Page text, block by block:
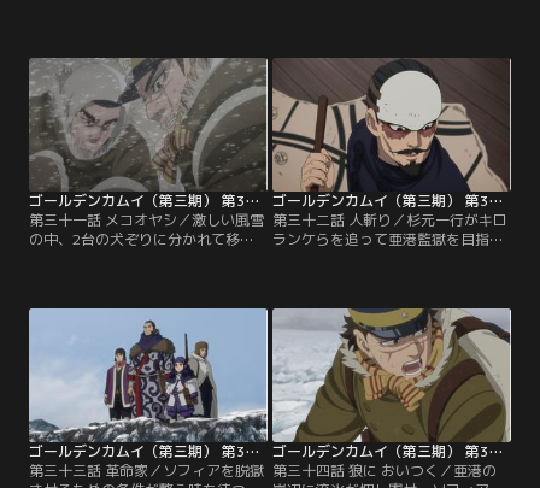
そこで一行は遊牧民族であるウイル
タに接触し、彼らになりすまして密
入国することを計画。だが、キロラ
ンケがロシア皇帝を暗殺した実行犯
だと知る鶴見中尉が、すでに彼の動
向をロシアに流していた。【提供：
バンダイチャンネル】
と考え、先に引き金を引くヴァシリ
だが、それは尾形の罠だった。相手
の居場所を確認し、ヴァシリを一撃
で仕留めた尾形。しかし気配を消す
ための無理がたたり、尾形は高熱を
出して倒れてしまう。【提供：バン
ダイチャンネル】
ゴールデンカムイ（第三期） 第31話
第三十一話 メコオヤシ／激しい風雪
の中、2台の犬ぞりに分かれて移動
の場で待つのは危険だと判断した月
島らは、近くの建物へ避難。住人の
老人に事情を説明し、燈台に灯りを
つけてもらうことにする。一方、杉
元たちは谷垣のマタギの知恵で寒さ
をしのごうとするが…。【提供：バ
ンダイチャンネル】
ゴールデンカムイ（第三期） 第32話
第三十二話 人斬り／杉元一行がキロ
ランケらを追って亜港監獄を目指し
郎」と呼ばれた元殺し屋・土井新
蔵。網走監獄の隠し部屋で見つけた
新蔵の所有物がエトゥピリカのくち
ばしだと突き止めた土方たちは、そ
の鳥が生息するという根室へ。【提
供：バンダイチャンネル】
ゴールデンカムイ（第三期） 第33話
第三十三話 革命家／ソフィアを脱獄
ゴールデンカムイ（第三期） 第34話
第三十四話 狼に おいつく／亜港の